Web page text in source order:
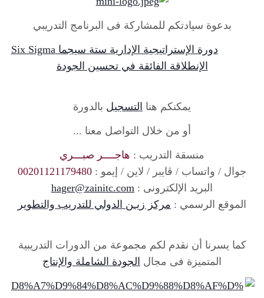
بدعوة سيادتكم للمشاركة فى البرنامج التدريبي
دورة الإستراتيجية الإدارية ستة سيجما Six Sigma
الإنطلاقة الفائقة في تحسين الجودة
يمكنكم هنا التسجيل بالدورة
أو من خلال التواصل معنا ...
منسقة التدريب : هاجــــر صبـــري
جوال / واتساب / ڨايبر / لاين / إيمو : 00201121179480
البريد الإلكترونى : hager@zainitc.com
الموقع الرسمي : مركز زيـن الدولي للتدريب والتطوير
كما يسرنا أن نقدم لكم مجموعة من الدورات التدريبية
المتميزة فى مجال الجودة الشاملة والإنتاج